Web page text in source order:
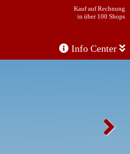
Info Center
Kauf auf Rechnung
in über 100 Shops